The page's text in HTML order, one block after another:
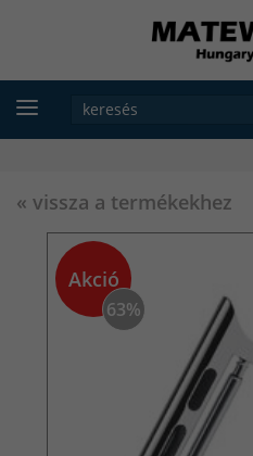
« vissza a termékekhez
Akció
63%